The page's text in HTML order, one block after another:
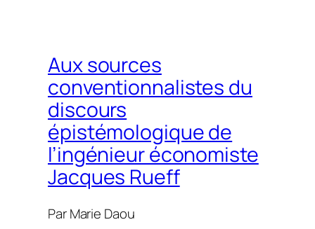
Aux sources
conventionnalistes du
discours
épistémologique de
l’ingénieur économiste
Jacques Rueff
ParMarie Daou